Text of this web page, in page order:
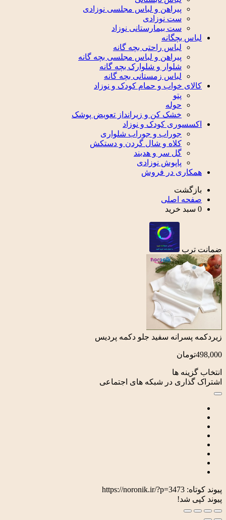
پیراهن و لباس مجلسی نوزادی
ست نوزادی
ست بیمارستانی نوزاد
بچگانه
لباس راحتی بچه گانه
پیراهن و لباس مجلسی بچه گانه
شلوار و شلوارک بچه گانه
لباس زمستانی بچه گانه
خواب و حمام کودک و نوزاد
خشک کن و زیرانداز تعویض پوشک
کودک و نوزاد
جوراب و جوراب شلواری
کلاه و شال گردن و دستکش
گل سر و هدبند
پاپوش نوزادی
در فروش
اصلی
سبد خرید
پسرانه سفید جلو دکمه پردیس
تومان
ها
در شبکه های اجتماعی
https://noronik.ir/?p=3473
شد!